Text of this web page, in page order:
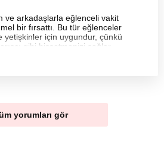
ve arkadaşlarla eğlenceli vakit
bir fırsattı. Bu tür eğlenceler
yetişkinler için uygundur, çünkü
gibi hissetmenizi sağlar.
yorumları gör